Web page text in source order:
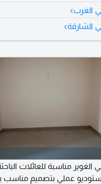
كاملة على المالك
الغرب›
الشارقة›
مناسبة للعائلات
عملي بتصميم مناسب